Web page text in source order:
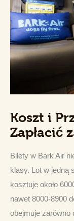
Koszt i
Zapłacić
Bilety w Bark Air
klasy. Lot w jedną
kosztuje około
nawet 8000-8900
obejmuje zarówno